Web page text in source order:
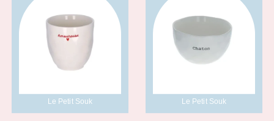
Le Petit Souk Le Petit Souk